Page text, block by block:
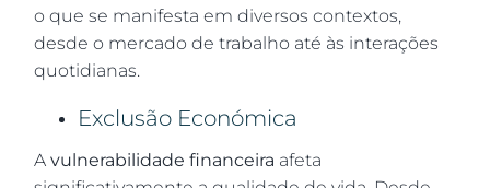
o que se manifesta em diversos contextos,
desde o mercado de trabalho até às interações
quotidianas.
Exclusão Económica
Avulnerabilidade financeira afeta